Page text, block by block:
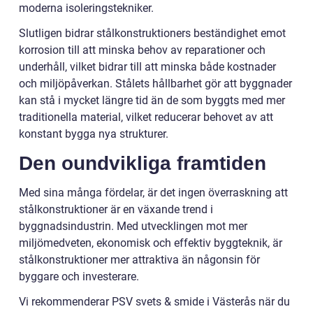
moderna isoleringstekniker.
Slutligen bidrar stålkonstruktioners beständighet emot
korrosion till att minska behov av reparationer och
underhåll, vilket bidrar till att minska både kostnader
och miljöpåverkan. Stålets hållbarhet gör att byggnader
kan stå i mycket längre tid än de som byggts med mer
traditionella material, vilket reducerar behovet av att
konstant bygga nya strukturer.
Den oundvikliga framtiden
Med sina många fördelar, är det ingen överraskning att
stålkonstruktioner är en växande trend i
byggnadsindustrin. Med utvecklingen mot mer
miljömedveten, ekonomisk och effektiv byggteknik, är
stålkonstruktioner mer attraktiva än någonsin för
byggare och investerare.
Vi rekommenderar PSV svets & smide i Västerås när du